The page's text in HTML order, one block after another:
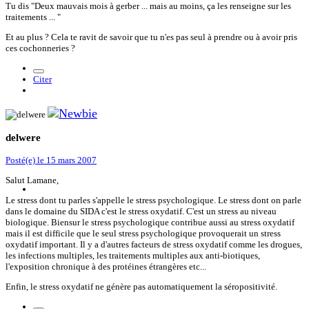
Tu dis "Deux mauvais mois à gerber ... mais au moins, ça les renseigne sur les
traitements ... "
Et au plus ? Cela te ravit de savoir que tu n'es pas seul à prendre ou à avoir pris
ces cochonneries ?
Citer
delwere
Posté(e) le 15 mars 2007
Salut Lamane,
Le stress dont tu parles s'appelle le stress psychologique. Le stress dont on parle
dans le domaine du SIDA c'est le stress oxydatif. C'est un stress au niveau
biologique. Biensur le stress psychologique contribue aussi au stress oxydatif
mais il est difficile que le seul stress psychologique provoquerait un stress
oxydatif important. Il y a d'autres facteurs de stress oxydatif comme les drogues,
les infections multiples, les traitements multiples aux anti-biotiques,
l'exposition chronique à des protéines étrangères etc...
Enfin, le stress oxydatif ne génère pas automatiquement la séropositivité.